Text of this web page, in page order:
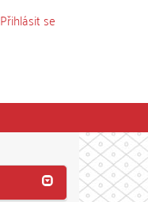
Přihlásit se